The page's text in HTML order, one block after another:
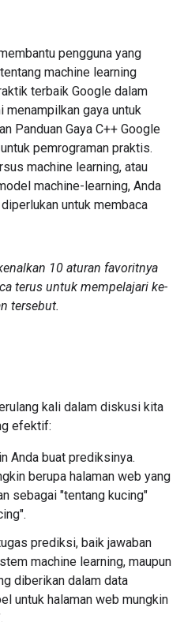
pengguna yang
machine learning
terbaik Google dalam
menampilkan gaya untuk
Panduan Gaya C++ Google
pemrograman praktis.
machine learning, atau
machine-learning, Anda
untuk membaca
10 aturan favoritnya
terus untuk mempelajari ke-
tersebut.
kali dalam diskusi kita
efektif:
Anda buat prediksinya.
berupa halaman web yang
sebagai "tentang kucing"
prediksi, baik jawaban
machine learning, maupun
diberikan dalam data
untuk halaman web mungkin